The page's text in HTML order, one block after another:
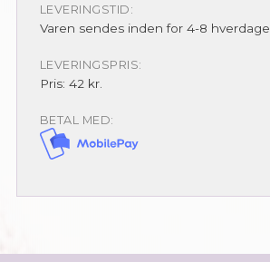
LEVERINGSTID:
Varen sendes inden for 4-8 hverdage.
LEVERINGSPRIS:
Pris: 42 kr.
BETAL MED: